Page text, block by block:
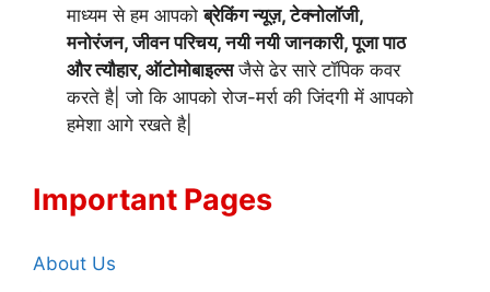
माध्यम से हम आपकोब्रेकिंग न्यूज़, टेक्नोलॉजी,
मनोरंजन, जीवन परिचय, नयी नयी जानकारी, पूजा पाठ
और त्यौहार, ऑटोमोबाइल्सजैसे ढेर सारे टॉपिक कवर
करते है| जो कि आपको रोज-मर्रा की जिंदगी में आपको
हमेशा आगे रखते है|
Important Pages
About Us